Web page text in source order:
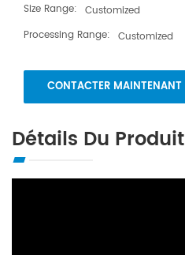
Size Range: Customized
Processing Range: Customized
CONTACTER MAINTENANT
Détails Du Produit